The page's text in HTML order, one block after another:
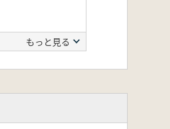
もっと見る